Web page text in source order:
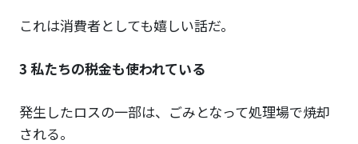
これは消費者としても嬉しい話だ。
3 私たちの税金も使われている
発生したロスの一部は、ごみとなって処理場で焼却
される。